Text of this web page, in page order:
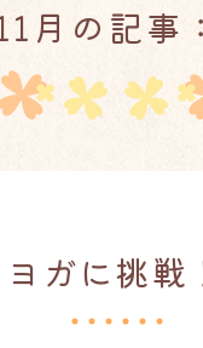
月の記事
ヨガに挑戦